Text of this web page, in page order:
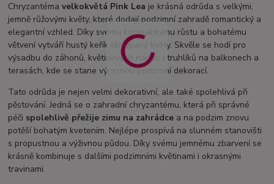
Chryzantémavelkokvětá Pink Lea je krásná odrůda s velkými,
jemně růžovými květy, které dodají podzimní zahradě romantický a
elegantní vzhled. Díky svému kompaktnímu růstu a bohatému
větvení vytváří hustý keřík obsypaný květy. Skvěle se hodí pro
výsadbu do záhonů, květinových nádob i truhlíků na balkonech a
terasách, kde se stane výraznou podzimní dekorací.
Tato odrůda je nejen velmi dekorativní, ale také spolehlivá při
pěstování. Jedná se o zahradní chryzantému, která při správné
péči spolehlivě přežije zimu na zahrádce a na podzim znovu
potěší bohatým kvetením. Nejlépe prospívá na slunném stanovišti
s propustnou a výživnou půdou. Díky svému jemnému zbarvení se
krásně kombinuje s dalšími podzimními květinami i okrasnými
travinami.